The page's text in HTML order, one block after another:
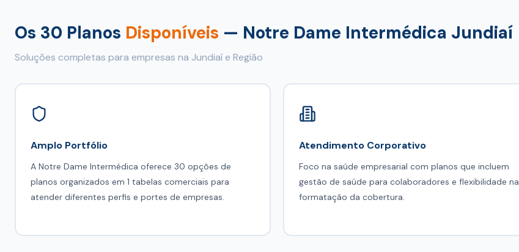
Os 30 Planos Disponíveis — Notre Dame Intermédica Jundiaí
Soluções completas para empresas na Jundiaí e Região
Amplo Portfólio
A Notre Dame Intermédica oferece 30 opções de
planos organizados em 1 tabelas comerciais para
atender diferentes perfis e portes de empresas.
Atendimento Corporativo
Foco na saúde empresarial com planos que incluem
gestão de saúde para colaboradores e flexibilidade na
formatação da cobertura.